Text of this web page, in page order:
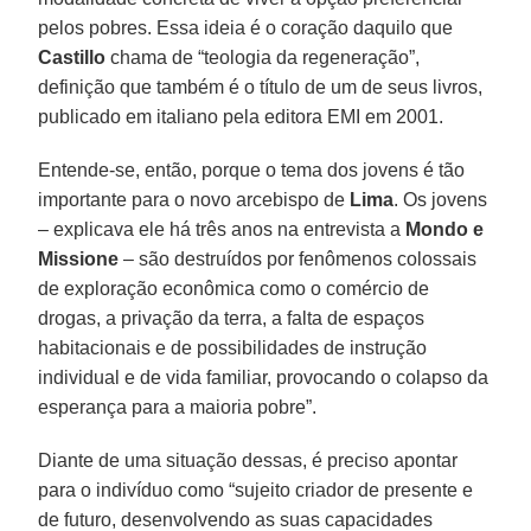
pelos pobres. Essa ideia é o coração daquilo que
Castillo chama de “teologia da regeneração”,
definição que também é o título de um de seus livros,
publicado em italiano pela editora EMI em 2001.
Entende-se, então, porque o tema dos jovens é tão
importante para o novo arcebispo de Lima. Os jovens
– explicava ele há três anos na entrevista a Mondo e
Missione – são destruídos por fenômenos colossais
de exploração econômica como o comércio de
drogas, a privação da terra, a falta de espaços
habitacionais e de possibilidades de instrução
individual e de vida familiar, provocando o colapso da
esperança para a maioria pobre”.
Diante de uma situação dessas, é preciso apontar
para o indivíduo como “sujeito criador de presente e
de futuro, desenvolvendo as suas capacidades